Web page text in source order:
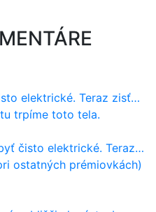
zisťuje, že potrebuje nový osemvalcový motor
trpíme toto tela.
Teraz zisťuje, že potrebuje nový osemvalcový motor
ostatných prémiovkách)